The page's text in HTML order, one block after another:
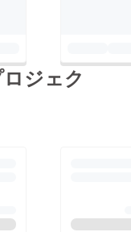
ジェク